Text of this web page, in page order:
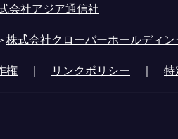
会社アジア通信社
株式会社クローバーホールディン
権 ｜ リンクポリシー ｜ 特